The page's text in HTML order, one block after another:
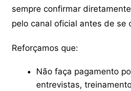
sempre confirmar
pelo canal oficial antes de se
Reforçamos que:
Não faça pagamento
entrevistas,